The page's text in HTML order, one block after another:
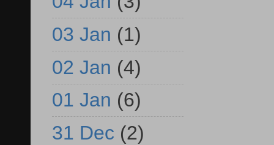
03 Jan (1)
02 Jan (4)
01 Jan (6)
31 Dec (2)